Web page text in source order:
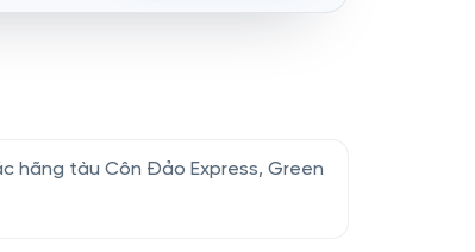
hãng tàu Côn Đảo Express, Green